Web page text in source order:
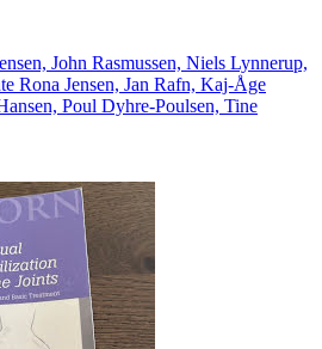
John Rasmussen, Niels Lynnerup,
Rona Jensen, Jan Rafn, Kaj-Åge
Poul Dyhre-Poulsen, Tine